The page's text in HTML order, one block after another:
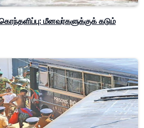
மீனவர்களுக்குக் கடும்